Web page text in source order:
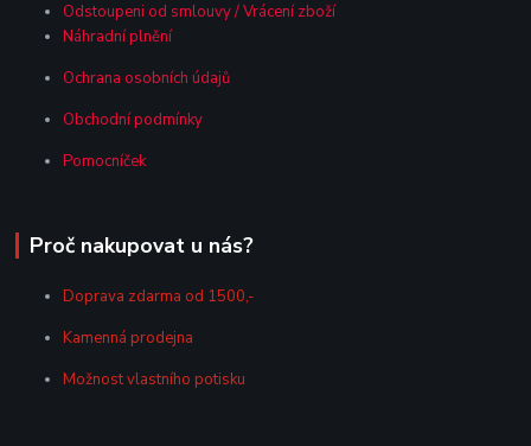
Odstoupeni od smlouvy / Vrácení zboží
Náhradní plnění
Ochrana osobních údajů
Obchodní podmínky
Pomocníček
Proč nakupovat u nás?
Doprava zdarma od 1500,-
Kamenná prodejna
Možnost vlastního potisku